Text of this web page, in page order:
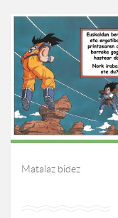
Matalaz bidez